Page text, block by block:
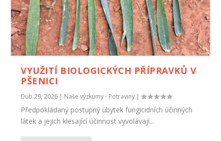
VYUŽITÍ BIOLOGICKÝCH PŘÍPRAVKŮ V
PŠENICI
Dub 29, 2026 | Naše výzkumy - Potraviny |
Předpokládaný postupný úbytek fungicidních účinných
látek a jejich klesající účinnost vyvolávají...